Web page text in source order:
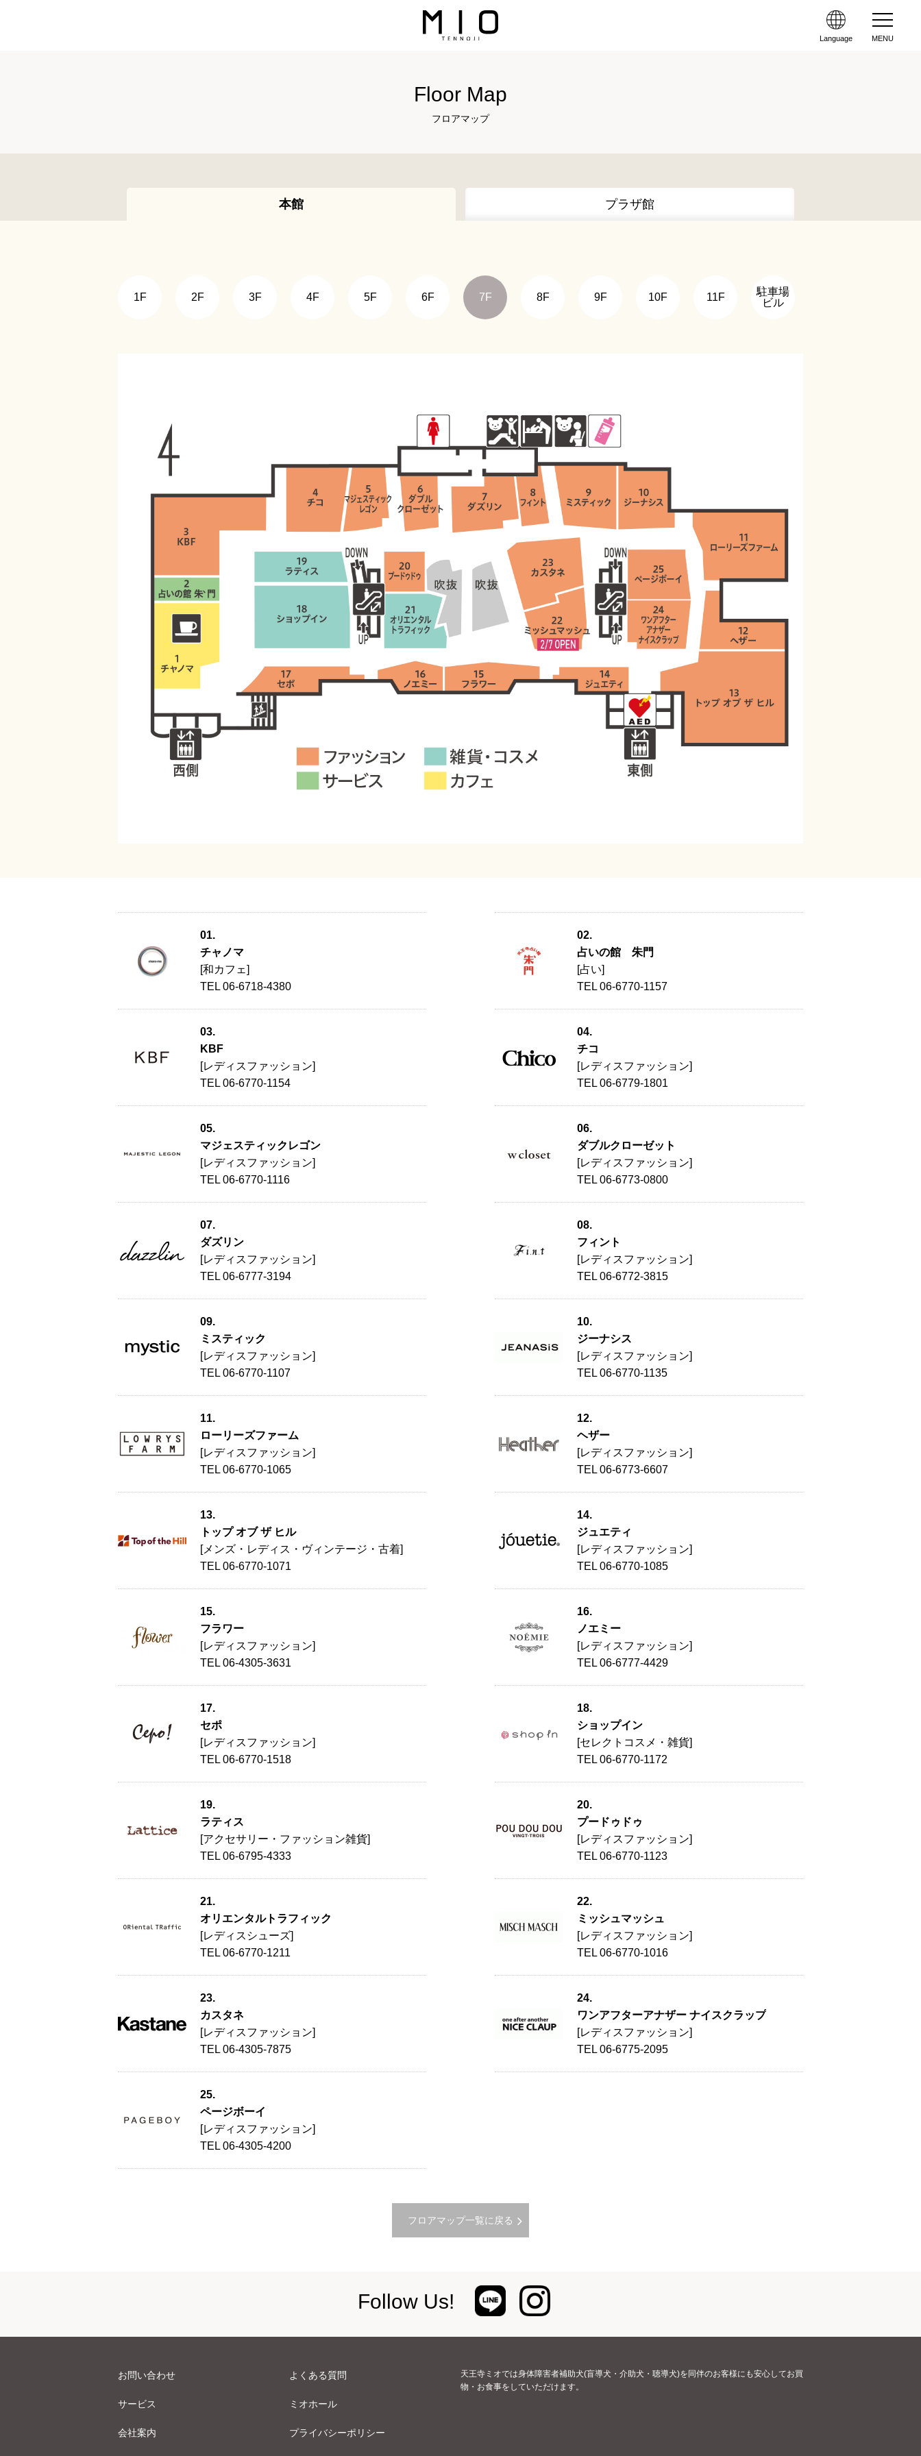
Language MENU
Floor Map
フロアマップ
本館 プラザ館
1F 2F 3F 4F 5F 6F 7F 8F 9F 10F 11F
駐車場
ビル
01.
チャノマ
[和カフェ]
TEL 06-6718-4380
02.
占いの館 朱門
[占い]
TEL 06-6770-1157
03.
KBF
[レディスファッション]
TEL 06-6770-1154
04.
チコ
[レディスファッション]
TEL 06-6779-1801
05.
マジェスティックレゴン
[レディスファッション]
TEL 06-6770-1116
06.
ダブルクローゼット
[レディスファッション]
TEL 06-6773-0800
07.
ダズリン
[レディスファッション]
TEL 06-6777-3194
08.
フィント
[レディスファッション]
TEL 06-6772-3815
09.
ミスティック
[レディスファッション]
TEL 06-6770-1107
10.
ジーナシス
[レディスファッション]
TEL 06-6770-1135
11.
ローリーズファーム
[レディスファッション]
TEL 06-6770-1065
12.
ヘザー
[レディスファッション]
TEL 06-6773-6607
13.
トップ オブ ザ ヒル
[メンズ・レディス・ヴィンテージ・古着]
TEL 06-6770-1071
14.
ジュエティ
[レディスファッション]
TEL 06-6770-1085
15.
フラワー
[レディスファッション]
TEL 06-4305-3631
16.
ノエミー
[レディスファッション]
TEL 06-6777-4429
17.
セポ
[レディスファッション]
TEL 06-6770-1518
18.
ショップイン
[セレクトコスメ・雑貨]
TEL 06-6770-1172
19.
ラティス
[アクセサリー・ファッション雑貨]
TEL 06-6795-4333
20.
プードゥドゥ
[レディスファッション]
TEL 06-6770-1123
21.
オリエンタルトラフィック
[レディスシューズ]
TEL 06-6770-1211
22.
ミッシュマッシュ
[レディスファッション]
TEL 06-6770-1016
23.
カスタネ
[レディスファッション]
TEL 06-4305-7875
24.
ワンアフターアナザー ナイスクラップ
[レディスファッション]
TEL 06-6775-2095
25.
ページボーイ
[レディスファッション]
TEL 06-4305-4200
フロアマップ一覧に戻る
Follow Us!
お問い合わせ よくある質問
サービス ミオホール
会社案内 プライバシーポリシー
天王寺ミオでは身体障害者補助犬(盲導犬・介助犬・聴導犬)を同伴のお客様にも安心してお買
物・お食事をしていただけます。